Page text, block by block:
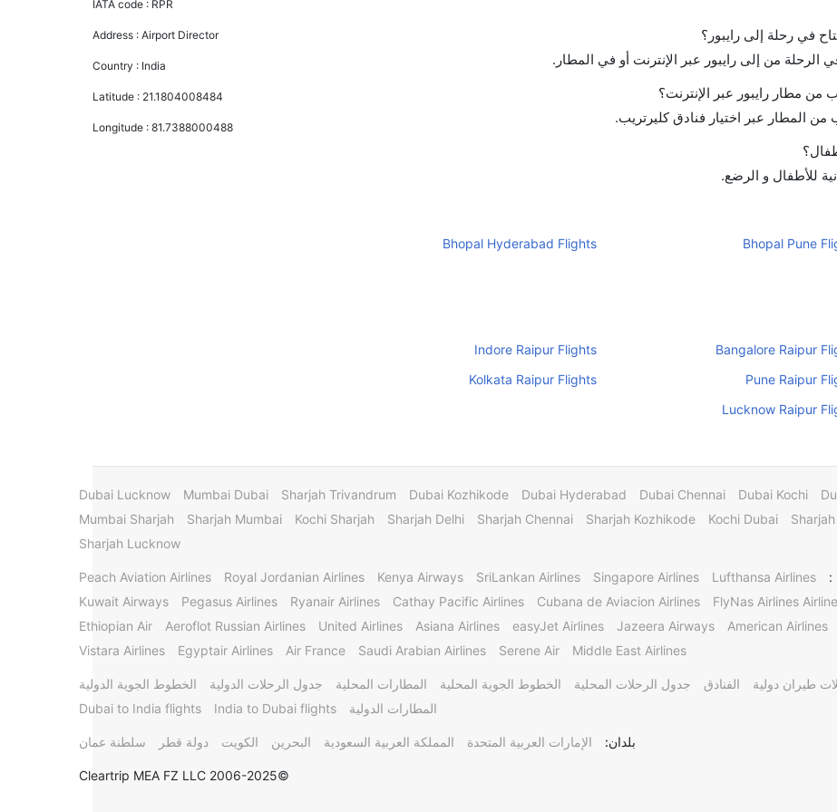
في رحلة إلى رايبور؟
الرحلة من إلى رايبور عبر الإنترنت أو في المطار.
مطار رايبور عبر الإنترنت؟
المطار عبر اختيار فنادق كليرتريب.
للأطفال و الرضع.
Bhopal Pune
Bhopal Hyderabad Flights
Bangalore Raipur
Indore Raipur Flights
Pune Raipur
Kolkata Raipur Flights
Lucknow Raipur
IATA code : RPR
Address :Airport Director
Country : India
Latitude : 21.1804008484
Longitude :81.7388000488
Dubai Kochi
Dubai Chennai
Dubai Hyderabad
Dubai Kozhikode
Sharjah Trivandrum
Mumbai Dubai
Dubai Lucknow
Kochi Dubai
Sharjah Kozhikode
Sharjah Chennai
Sharjah Delhi
Kochi Sharjah
Sharjah Mumbai
Mumbai Sharjah
Sharjah Lucknow
Lufthansa Airlines
Singapore Airlines
SriLankan Airlines
Kenya Airways
Royal Jordanian Airlines
Peach Aviation Airlines
FlyNas Airlines
Cubana de Aviacion Airlines
Cathay Pacific Airlines
Ryanair Airlines
Pegasus Airlines
Kuwait Airways
American Airlines
Jazeera Airways
easyJet Airlines
Asiana Airlines
United Airlines
Aeroflot Russian Airlines
Ethiopian Air
Middle East Airlines
Serene Air
Saudi Arabian Airlines
Air France
Egyptair Airlines
Vistara Airlines
طيران دولية الفنادق جدول الرحلات المحلية الخطوط الجوية المحلية المطارات المحلية جدول الرحلات الدولية
الخطوط الجوية الدولية
المطارات الدولية
India to Dubai flights
Dubai to India flights
بلدان: الإمارات العربية المتحدة المملكة العربية السعودية البحرين الكويت دولة قطر سلطنة عمان
©2006-2025 Cleartrip MEA FZ LLC